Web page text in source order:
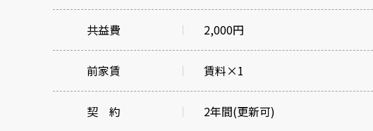
共益費 2,000円
前家賃 賃料×1
契 約 2年間(更新可)